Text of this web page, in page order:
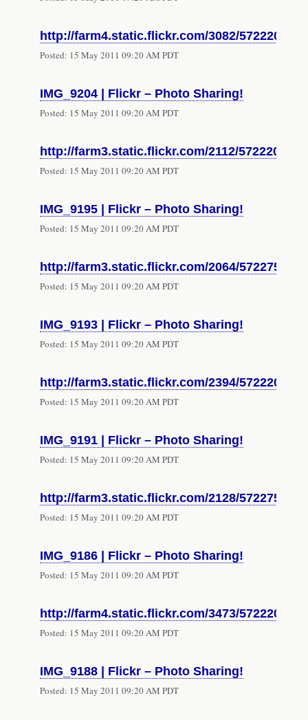
http://farm4.static.flickr.com/3082/
Posted: 15 May 2011 09:20 AM PDT
IMG_9204 | Flickr – Photo Sharing!
Posted: 15 May 2011 09:20 AM PDT
http://farm3.static.flickr.com/2112/
Posted: 15 May 2011 09:20 AM PDT
IMG_9195 | Flickr – Photo Sharing!
Posted: 15 May 2011 09:20 AM PDT
http://farm3.static.flickr.com/2064/
Posted: 15 May 2011 09:20 AM PDT
IMG_9193 | Flickr – Photo Sharing!
Posted: 15 May 2011 09:20 AM PDT
http://farm3.static.flickr.com/2394/
Posted: 15 May 2011 09:20 AM PDT
IMG_9191 | Flickr – Photo Sharing!
Posted: 15 May 2011 09:20 AM PDT
http://farm3.static.flickr.com/2128/
Posted: 15 May 2011 09:20 AM PDT
IMG_9186 | Flickr – Photo Sharing!
Posted: 15 May 2011 09:20 AM PDT
http://farm4.static.flickr.com/3473/
Posted: 15 May 2011 09:20 AM PDT
IMG_9188 | Flickr – Photo Sharing!
Posted: 15 May 2011 09:20 AM PDT